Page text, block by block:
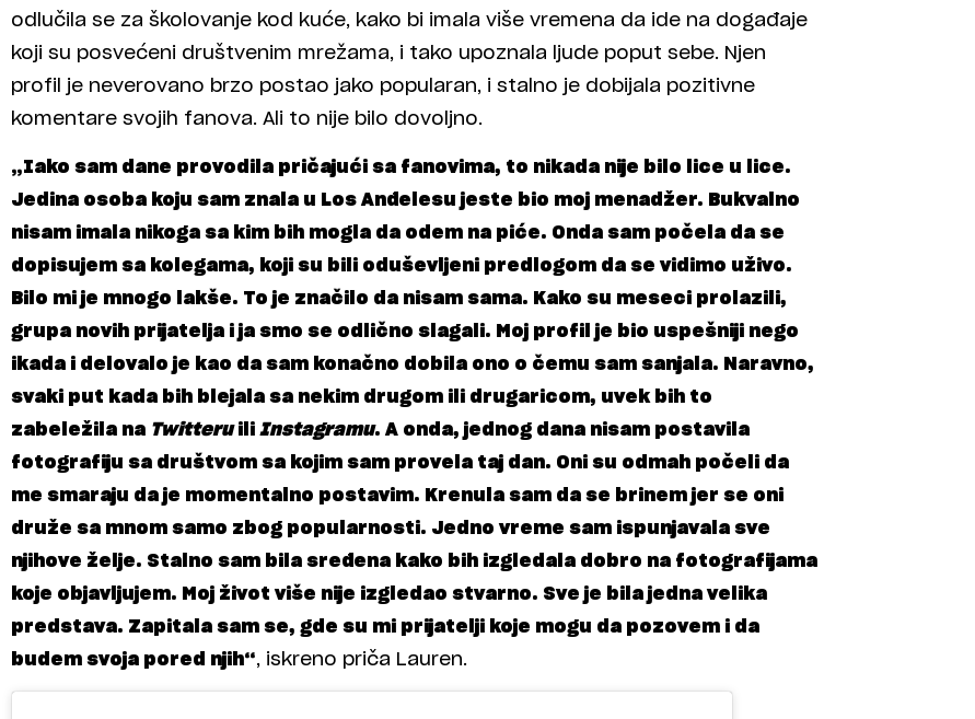
odlučila se za školovanje kod kuće, kako bi imala više vremena da ide na događaje
koji su posvećeni društvenim mrežama, i tako upoznala ljude poput sebe. Njen
profil je neverovano brzo postao jako popularan, i stalno je dobijala pozitivne
komentare svojih fanova. Ali to nije bilo dovoljno.
„Iako sam dane provodila pričajući sa fanovima, to nikada nije bilo lice u lice.
Jedina osoba koju sam znala u Los Anđelesu jeste bio moj menadžer. Bukvalno
nisam imala nikoga sa kim bih mogla da odem na piće. Onda sam počela da se
dopisujem sa kolegama, koji su bili oduševljeni predlogom da se vidimo uživo.
Bilo mi je mnogo lakše. To je značilo da nisam sama. Kako su meseci prolazili,
grupa novih prijatelja i ja smo se odlično slagali. Moj profil je bio uspešniji nego
ikada i delovalo je kao da sam konačno dobila ono o čemu sam sanjala. Naravno,
svaki put kada bih blejala sa nekim drugom ili drugaricom, uvek bih to
zabeležila na Twitteruili Instagramu. A onda, jednog dana nisam postavila
fotografiju sa društvom sa kojim sam provela taj dan. Oni su odmah počeli da
me smaraju da je momentalno postavim. Krenula sam da se brinem jer se oni
druže sa mnom samo zbog popularnosti. Jedno vreme sam ispunjavala sve
njihove želje. Stalno sam bila sređena kako bih izgledala dobro na fotografijama
koje objavljujem. Moj život više nije izgledao stvarno. Sve je bila jedna velika
predstava. Zapitala sam se, gde su mi prijatelji koje mogu da pozovem i da
budem svoja pored njih“, iskreno priča Lauren.